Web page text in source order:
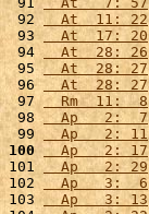
92
  At  11: 22
93
  At  17: 20
94
  At  28: 26
95
  At  28: 27
96
  At  28: 27
97
  Rm  11:  8
98
  Ap   2:  7
99
  Ap   2: 11
100
  Ap   2: 17
101
  Ap   2: 29
102
  Ap   3:  6
103
  Ap   3: 13